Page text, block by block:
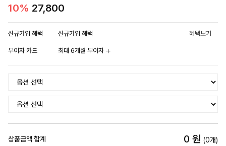
10% 27,800
신규가입 혜택 신규가입 혜택 혜택보기
무이자 카드 최대 6개월 무이자
상품금액 합계 0 원 (0개)